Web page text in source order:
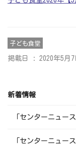
子ども食堂
掲載日 : 2020年5月7
新着情報
「センターニュー
「センターニュー